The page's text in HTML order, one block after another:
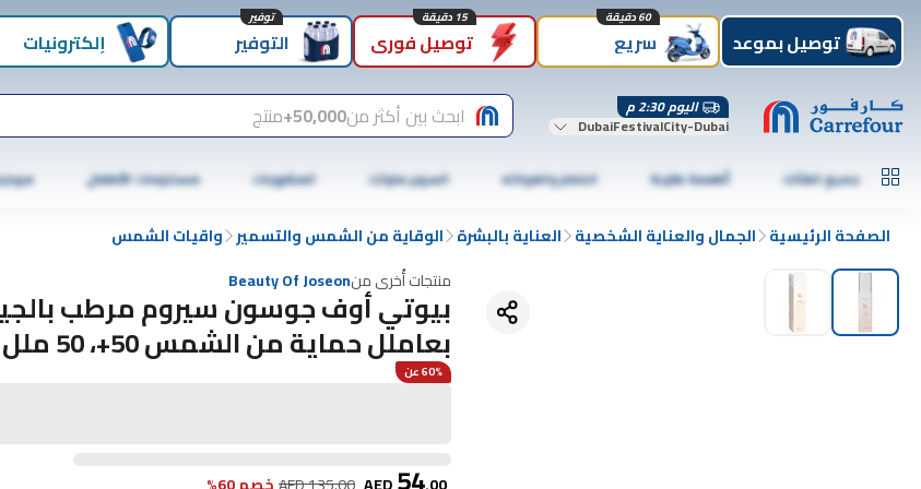
توصيل بموعد سريع
60 دقيقة
توصيل فوري
15 دقيقة
التوفير
توفير
إلكترونيات
اليوم 2:30 م
DubaiFestivalCity-Dubai ابحث بين أكثر من50,000+ منتج
جميع الفئات أطعمة طازجة الخضار والفواكه السوبر ماركت المشروبات مستلزمات الأطفال
الصفحة الرئيسية الجمال والعناية الشخصية العناية بالبشرة الوقاية من الشمس والتسمير واقيات الشمس
منتجات أُخرى منBeauty Of Joseon
بيوتي أوف جوسون سيروم مرطب
بعاملل حماية من الشمس 50+، 50 ملل
60% عن